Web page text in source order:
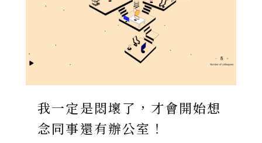
我一定是悶壞了，才會開始想
念同事還有辦公室！